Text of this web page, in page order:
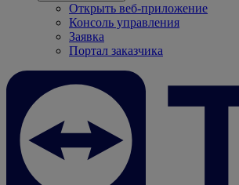
Открыть веб-приложение
Консоль управления
Заявка
Портал заказчика